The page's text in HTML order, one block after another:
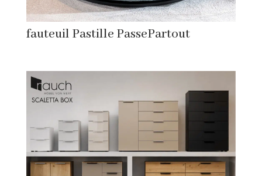
fauteuil Pastille PassePartout